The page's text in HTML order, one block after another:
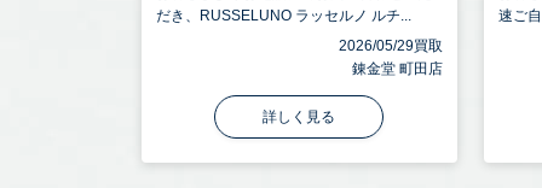
だき、RUSSELUNO ラッセルノ ルチ...
2026/05/29買取
錬金堂 町田店
詳しく見る
速ご